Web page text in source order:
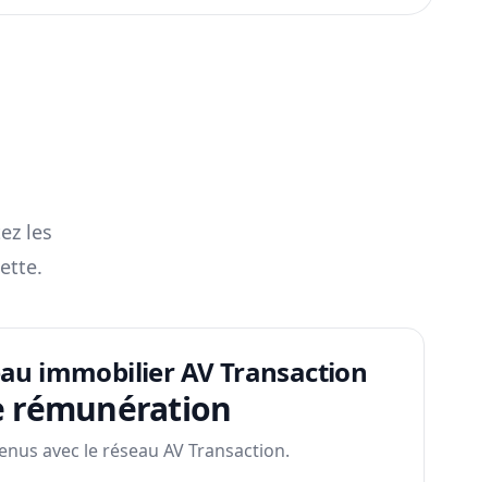
les
immobilier AV Transaction
rémunération
avec le réseau AV Transaction.